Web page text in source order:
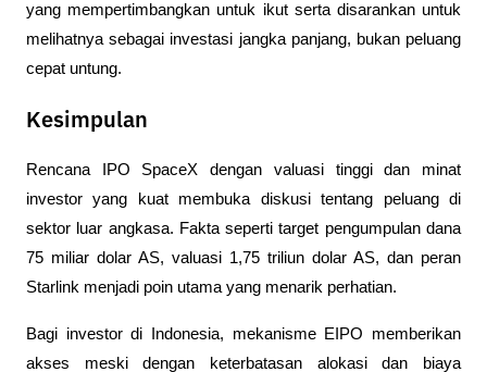
yang mempertimbangkan untuk ikut serta disarankan untuk
melihatnya sebagai investasi jangka panjang, bukan peluang
cepat untung.
Kesimpulan
Rencana IPO SpaceX dengan valuasi tinggi dan minat
investor yang kuat membuka diskusi tentang peluang di
sektor luar angkasa. Fakta seperti target pengumpulan dana
75 miliar dolar AS, valuasi 1,75 triliun dolar AS, dan peran
Starlink menjadi poin utama yang menarik perhatian.
Bagi investor di Indonesia, mekanisme EIPO memberikan
akses meski dengan keterbatasan alokasi dan biaya